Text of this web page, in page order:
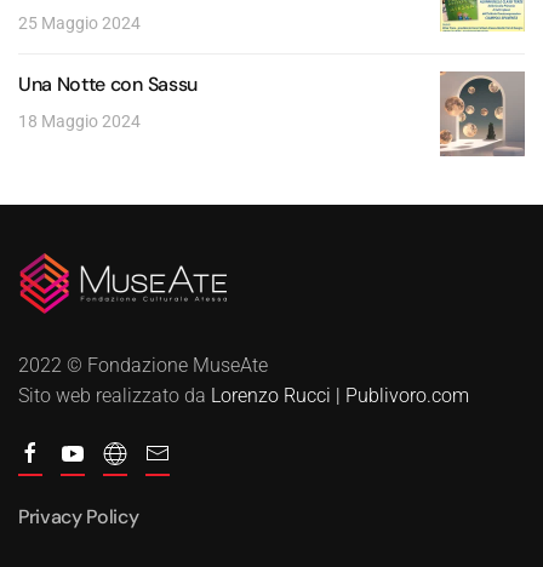
25 Maggio 2024
Una Notte con Sassu
18 Maggio 2024
2022 © Fondazione MuseAte
Sito web realizzato da Lorenzo Rucci | Publivoro.com
Privacy Policy